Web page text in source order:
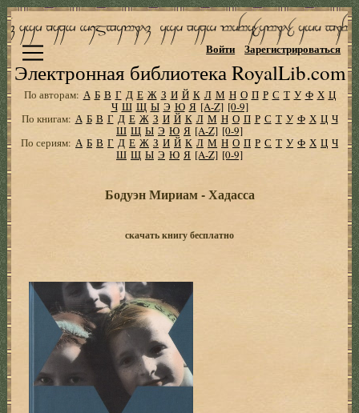
Электронная библиотека RoyalLib.com
Войти Зарегистрироваться
По авторам: А Б В Г Д Е Ж З И Й К Л М Н О П Р С Т У Ф Х Ц
Ч Ш Щ Ы Э Ю Я [A-Z] [0-9]
По книгам: А Б В Г Д Е Ж З И Й К Л М Н О П Р С Т У Ф Х Ц Ч
Ш Щ Ы Э Ю Я [A-Z] [0-9]
По сериям: А Б В Г Д Е Ж З И Й К Л М Н О П Р С Т У Ф Х Ц Ч
Ш Щ Ы Э Ю Я [A-Z] [0-9]
Бодуэн Мириам - Хадасса
скачать книгу бесплатно